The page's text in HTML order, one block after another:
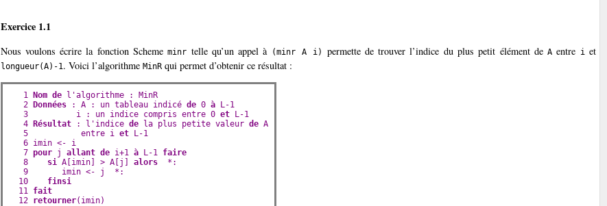
Exercice 1.1
Nous voulons écrire la fonction Schememinr telle qu’un appel à (minr A i) permette de trouver l’indice du plus petit élément deA entre i et
longueur(A)-1 . Voici l’algorithme MinRqui permet d’obtenir ce résultat :
   1
Nom de l'algorithme : MinR
   2
Données : A : un tableau indicé de 0 à L-1
   3          i : un indice compris entre 0
et L-1
   4
Résultat : l'indice de la plus petite valeur de A
   5           entre i
et L-1
   6 imin <- i
   7
pour j allant de i+1 à L-1 faire
   8
si A[imin] > A[j] alors
  *
:
   9       imin <- j  *
:
  10
finsi
  11
fait
  12
retourner(imin)